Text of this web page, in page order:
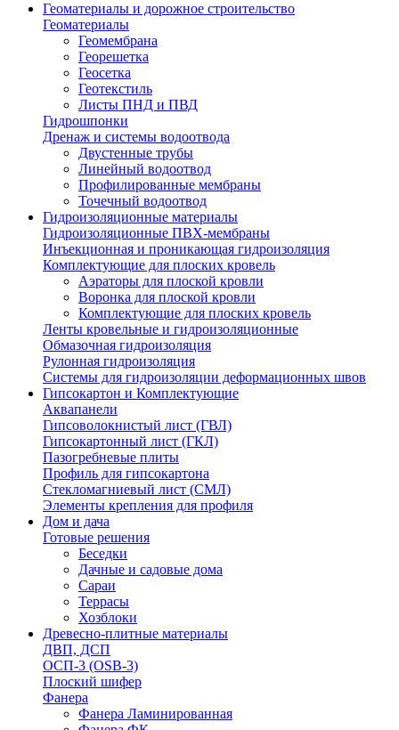
Геоматериалы и дорожное строительство
Геоматериалы
Геомембрана
Георешетка
Геосетка
Геотекстиль
Листы ПНД и ПВД
Гидрошпонки
Дренаж и системы водоотвода
Двустенные трубы
Линейный водоотвод
Профилированные мембраны
Точечный водоотвод
Гидроизоляционные материалы
Гидроизоляционные ПВХ-мембраны
Инъекционная и проникающая гидроизоляция
Комплектующие для плоских кровель
Аэраторы для плоской кровли
Воронка для плоской кровли
Комплектующие для плоских кровель
Ленты кровельные и гидроизоляционные
Обмазочная гидроизоляция
Рулонная гидроизоляция
Системы для гидроизоляции деформационных швов
Гипсокартон и Комплектующие
Аквапанели
Гипсоволокнистый лист (ГВЛ)
Гипсокартонный лист (ГКЛ)
Пазогребневые плиты
Профиль для гипсокартона
Стекломагниевый лист (СМЛ)
Элементы крепления для профиля
Дом и дача
Готовые решения
Беседки
Дачные и садовые дома
Сараи
Террасы
Хозблоки
Древесно-плитные материалы
ДВП, ДСП
ОСП-3 (OSB-3)
Плоский шифер
Фанера
Фанера Ламинированная